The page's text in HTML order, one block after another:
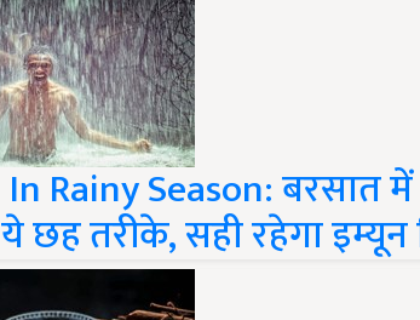
Rainy Season: बरसात
छह तरीके, सही रहेगा इम्यून